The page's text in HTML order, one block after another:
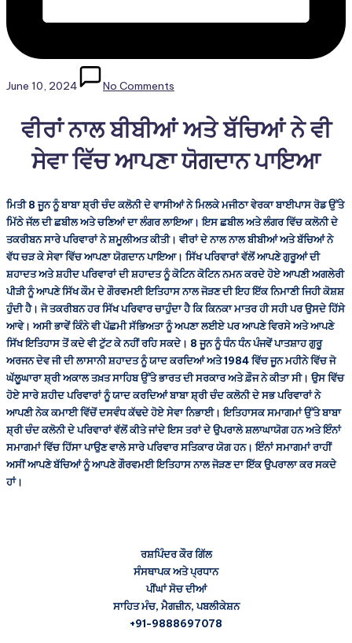
June 10, 2024 No Comments
ਵੀਰਾਂ ਨਾਲ ਬੀਬੀਆਂ ਅਤੇ ਬੱਚਿਆਂ ਨੇ ਵੀ
ਸੇਵਾ ਵਿੱਚ ਆਪਣਾ ਯੋਗਦਾਨ ਪਾਇਆ
ਮਿਤੀ 8 ਜੂਨ ਨੂੰ ਬਾਬਾ ਸ਼੍ਰੀ ਚੰਦ ਕਲੋਨੀ ਦੇ ਵਾਸੀਆਂ ਨੇ ਮਿਲਕੇ ਮਜੀਠਾ ਵੇਰਕਾ ਬਾਈਪਾਸ ਰੋਡ ਉੱਤੇ
ਮਿੱਠੇ ਜੱਲ ਦੀ ਛਬੀਲ ਅਤੇ ਚਣਿਆਂ ਦਾ ਲੰਗਰ ਲਾਇਆ। ਇਸ ਛਬੀਲ ਅਤੇ ਲੰਗਰ ਵਿੱਚ ਕਲੋਨੀ ਦੇ
ਤਕਰੀਬਨ ਸਾਰੇ ਪਰਿਵਾਰਾਂ ਨੇ ਸ਼ਮੂਲੀਅਤ ਕੀਤੀ। ਵੀਰਾਂ ਦੇ ਨਾਲ ਨਾਲ ਬੀਬੀਆਂ ਅਤੇ ਬੱਚਿਆਂ ਨੇ
ਵੱਧ ਚੜ ਕੇ ਸੇਵਾ ਵਿੱਚ ਆਪਣਾ ਯੋਗਦਾਨ ਪਾਇਆ। ਸਿੱਖ ਪਰਿਵਾਰਾਂ ਵੱਲੋਂ ਆਪਣੇ ਗੁਰੂਆਂ ਦੀ
ਸ਼ਹਾਦਤ ਅਤੇ ਸ਼ਹੀਦ ਪਰਿਵਾਰਾਂ ਦੀ ਸ਼ਹਾਦਤ ਨੂੰ ਕੋਟਿਨ ਕੋਟਿਨ ਨਮਨ ਕਰਦੇ ਹੋਏ ਆਪਣੀ ਅਗਲੇਰੀ
ਪੀੜੀ ਨੂੰ ਆਪਣੇ ਸਿੱਖ ਕੌਮ ਦੇ ਗੌਰਵਮਈ ਇਤਿਹਾਸ ਨਾਲ ਜੋੜਣ ਦੀ ਇਹ ਇੱਕ ਨਿਮਾਣੀ ਜਿਹੀ ਕੋਸ਼ਸ਼
ਹੁੰਦੀ ਹੈ। ਜੋ ਤਕਰੀਬਨ ਹਰ ਸਿੱਖ ਪਰਿਵਾਰ ਚਾਹੁੰਦਾ ਹੈ ਕਿ ਕਿਨਕਾ ਮਾਤਰ ਹੀ ਸਹੀ ਪਰ ਉਸਦੇ ਹਿੱਸੇ
ਆਵੇ। ਅਸੀ ਭਾਵੇਂ ਕਿੰਨੇ ਵੀ ਪੱਛਮੀ ਸੱਭਿਅਤਾ ਨੂੰ ਅਪਣਾ ਲਈਏ ਪਰ ਆਪਣੇ ਵਿਰਸੇ ਅਤੇ ਆਪਣੇ
ਸਿੱਖ ਇਤਿਹਾਸ ਤੋਂ ਕਦੇ ਵੀ ਟੁੱਟ ਕੇ ਨਹੀਂ ਰਹਿ ਸਕਦੇ। 8 ਜੂਨ ਨੂੰ ਧੰਨ ਧੰਨ ਪੰਜਵੇਂ ਪਾਤਸ਼ਾਹ ਗੁਰੂ
ਅਰਜਨ ਦੇਵ ਜੀ ਦੀ ਲਾਸਾਨੀ ਸ਼ਹਾਦਤ ਨੂੰ ਯਾਦ ਕਰਦਿਆਂ ਅਤੇ 1984 ਵਿੱਚ ਜੂਨ ਮਹੀਨੇ ਵਿੱਚ ਜੋ
ਘੱਲੂਘਾਰਾ ਸ਼੍ਰੀ ਅਕਾਲ ਤਖ਼ਤ ਸਾਹਿਬ ਉੱਤੇ ਭਾਰਤ ਦੀ ਸਰਕਾਰ ਅਤੇ ਫ਼ੌਜ ਨੇ ਕੀਤਾ ਸੀ। ਉਸ ਵਿੱਚ
ਹੋਏ ਸਾਰੇ ਸ਼ਹੀਦ ਪਰਿਵਾਰਾਂ ਨੂੰ ਯਾਦ ਕਰਦਿਆਂ ਬਾਬਾ ਸ਼੍ਰੀ ਚੰਦ ਕਲੋਨੀ ਦੇ ਸਭ ਪਰਿਵਾਰਾਂ ਨੇ
ਆਪਣੀ ਨੇਕ ਕਮਾਈ ਵਿੱਚੋਂ ਦਸਵੰਧ ਕੱਢਦੇ ਹੋਏ ਸੇਵਾ ਨਿਭਾਈ। ਇਤਿਹਾਸਕ ਸਮਾਗਮਾਂ ਉੱਤੇ ਬਾਬਾ
ਸ਼੍ਰੀ ਚੰਦ ਕਲੋਨੀ ਦੇ ਪਰਿਵਾਰਾਂ ਵੱਲੋਂ ਕੀਤੇ ਜਾਂਦੇ ਇਸ ਤਰਾਂ ਦੇ ਉਪਰਾਲੇ ਸ਼ਲਾਘਾਯੋਗ ਹਨ ਅਤੇ ਇੰਨਾਂ
ਸਮਾਗਮਾਂ ਵਿੱਚ ਹਿੱਸਾ ਪਾਉਣ ਵਾਲੇ ਸਾਰੇ ਪਰਿਵਾਰ ਸਤਿਕਾਰ ਯੋਗ ਹਨ। ਇੰਨਾਂ ਸਮਾਗਮਾਂ ਰਾਹੀਂ
ਅਸੀਂ ਆਪਣੇ ਬੱਚਿਆਂ ਨੂੰ ਆਪਣੇ ਗੌਰਵਮਈ ਇਤਿਹਾਸ ਨਾਲ ਜੋੜਣ ਦਾ ਇੱਕ ਉਪਰਾਲਾ ਕਰ ਸਕਦੇ
ਹਾਂ।
ਰਸ਼ਪਿੰਦਰ ਕੌਰ ਗਿੱਲ
ਸੰਸਥਾਪਕ ਅਤੇ ਪ੍ਰਧਾਨ
ਪੀਂਘਾਂ ਸੋਚ ਦੀਆਂ
ਸਾਹਿਤ ਮੰਚ, ਮੈਗਜ਼ੀਨ, ਪਬਲੀਕੇਸ਼ਨ
+91-9888697078